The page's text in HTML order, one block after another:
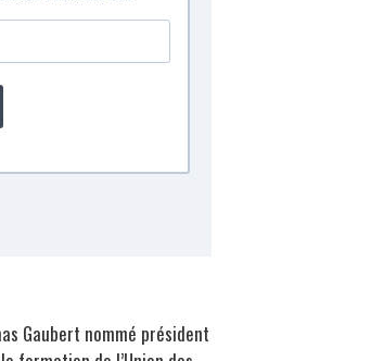
Gaubert nommé président